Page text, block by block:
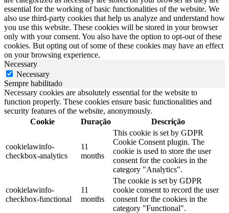
essential for the working of basic functionalities of the website. We
also use third-party cookies that help us analyze and understand how
you use this website. These cookies will be stored in your browser
only with your consent. You also have the option to opt-out of these
cookies. But opting out of some of these cookies may have an effect
on your browsing experience.
Necessary
Necessary
Sempre habilitado
Necessary cookies are absolutely essential for the website to
function properly. These cookies ensure basic functionalities and
security features of the website, anonymously.
Cookie
Duração Descrição
cookielawinfo-
checkbox-analytics
11
months
This cookie is set by GDPR
Cookie Consent plugin. The
cookie is used to store the user
consent for the cookies in the
category "Analytics".
cookielawinfo-
checkbox-functional
11
months
The cookie is set by GDPR
cookie consent to record the user
consent for the cookies in the
category "Functional".